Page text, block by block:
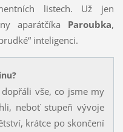
listech. Už jen
aparátčíka Paroubka,
inteligenci.
vše, co jsme my
neboť stupeň vývoje
krátce po skončení